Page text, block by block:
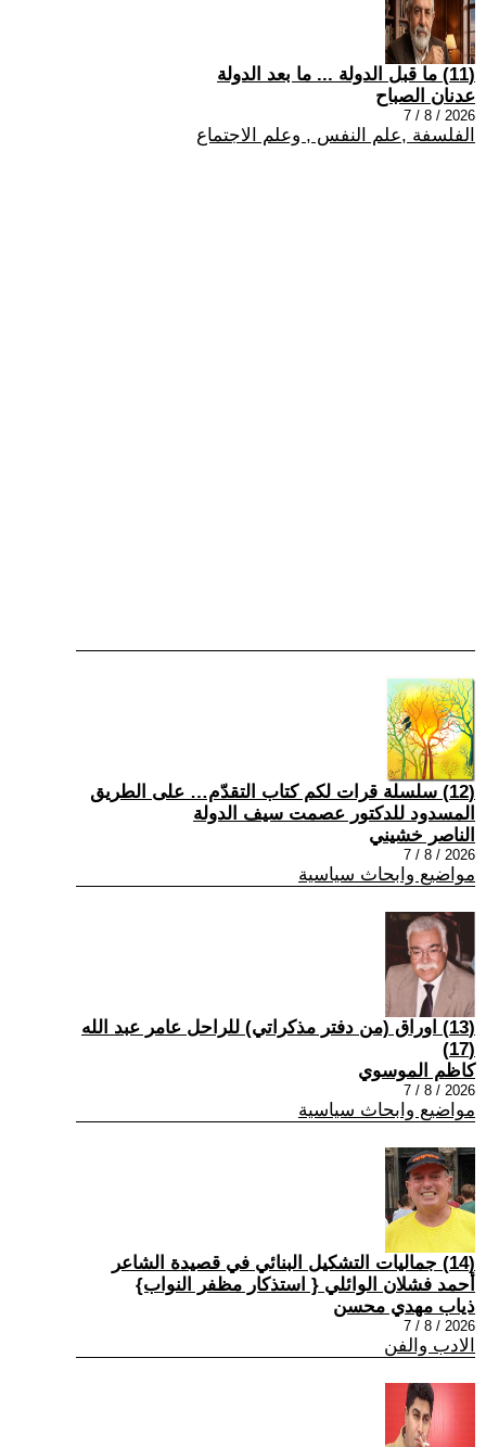
(11) ما قبل الدولة ... ما بعد الدولة
عدنان الصباح
2026 / 8 / 7
الفلسفة ,علم النفس , وعلم الاجتماع
(12) سلسلة قرات لكم كتاب التقدّم… على الطريق
المسدود للدكتور عصمت سيف الدولة
الناصر خشيني
2026 / 8 / 7
مواضيع وابحاث سياسية
(13) اوراق (من دفتر مذكراتي) للراحل عامر عبد الله
(17)
كاظم الموسوي
2026 / 8 / 7
مواضيع وابحاث سياسية
(14) جماليات التشكيل البنائي في قصيدة الشاعر
أحمد فشلان الوائلي { استذكار مظفر النواب}
ذياب مهدي محسن
2026 / 8 / 7
الادب والفن